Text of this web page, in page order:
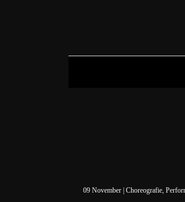
09 November Choreografie,